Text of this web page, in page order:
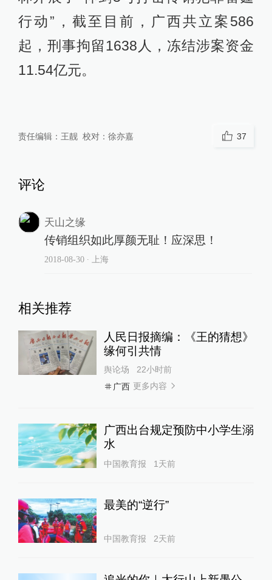
行动”，截至目前，广西共立案586
起，刑事拘留1638人，冻结涉案资金
11.54亿元。
责任编辑： 王靓 校对： 徐亦嘉 37
评论
天山之缘
传销组织如此厚颜无耻！应深思！
2018-08-30∙ 上海
相关推荐
人民日报摘编：《王的猜想》
缘何引共情
舆论场
22小时前
广西 更多内容
广西出台规定预防中小学生溺
水
中国教育报 1天前
最美的“逆行”
中国教育报 2天前